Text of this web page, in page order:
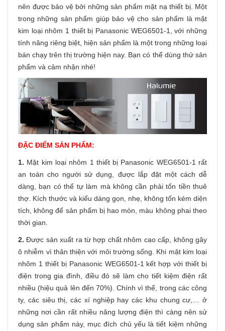
nên được bảo vệ bởi những sản phẩm mặt nạ thiết bị. Một
trong những sản phẩm giúp bảo vệ cho sản phẩm là mặt
kim loại nhôm 1 thiết bị Panasonic WEG6501-1, với những
tính năng riêng biệt, hiện sản phẩm là một trong những loại
bán chạy trên thị trường hiện nay. Bạn có thể dùng thử sản
phẩm và cảm nhận nhé!
ĐẶC ĐIỂM SẢN PHẨM:
1. Mặt kim loại nhôm 1 thiết bị Panasonic WEG6501-1 rất
an toàn cho người sử dụng, được lắp đặt một cách dễ
dàng, bạn có thể tự làm mà không cần phải tốn tiền thuê
thợ. Kích thước và kiểu dáng gọn, nhẹ, không tốn kém diện
tích, không để sản phẩm bị hao mòn, màu không phai theo
thời gian.
2. Được sản xuất ra từ hợp chất nhôm cao cấp, không gây
ô nhiễm vì thân thiện với môi trường sống. Khi mặt kim loại
nhôm 1 thiết bị Panasonic WEG6501-1 kết hợp với thiết bị
điện trong gia đình, điều đó sẽ làm cho tiết kiệm điện rất
nhiều (hiệu quả lên đến 70%). Chính vì thế, trong các công
ty, các siêu thị, các xí nghiệp hay các khu chung cư,… ở
những nơi cần rất nhiều năng lượng điện thì càng nên sử
dụng sản phẩm này, mục đích chủ yếu là tiết kiệm những